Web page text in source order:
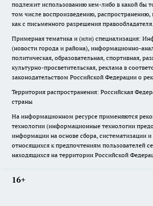
подлежит использованию кем-либо в какой бы
том числе воспроизведению, распространению,
как с письменного разрешения правообладателя.
Примерная тематика и (или) специализация:
(новости города и района), информационно-
политическая, образовательная, спортивная,
культурно-просветительская, реклама в
законодательством Российской Федерации о
Территория распространения: Российская
страны
На информационном ресурсе применяются
технологии (информационные технологии
информации на основе сбора, систематизации и
относящихся к предпочтениям пользователей
находящихся на территории Российской
16+